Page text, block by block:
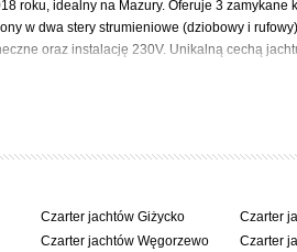
roku, idealny na Mazury. Oferuje 3 zamykane
w dwa stery strumieniowe (dziobowy i
oraz instalację 230V. Unikalną cechą
Czarter jachtów Giżycko
Czarter jachtów Węgorzewo
Czarter
Czarter